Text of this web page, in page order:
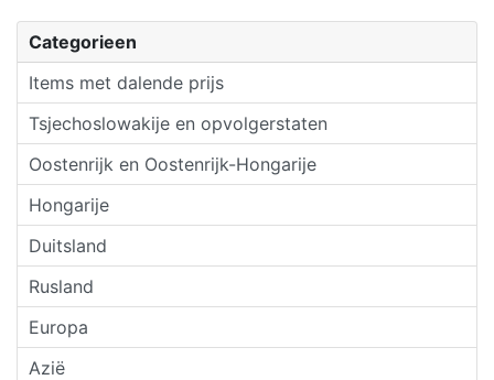
Categorieen
Items met dalende prijs
Tsjechoslowakije en opvolgerstaten
Oostenrijk en Oostenrijk-Hongarije
Hongarije
Duitsland
Rusland
Europa
Azië